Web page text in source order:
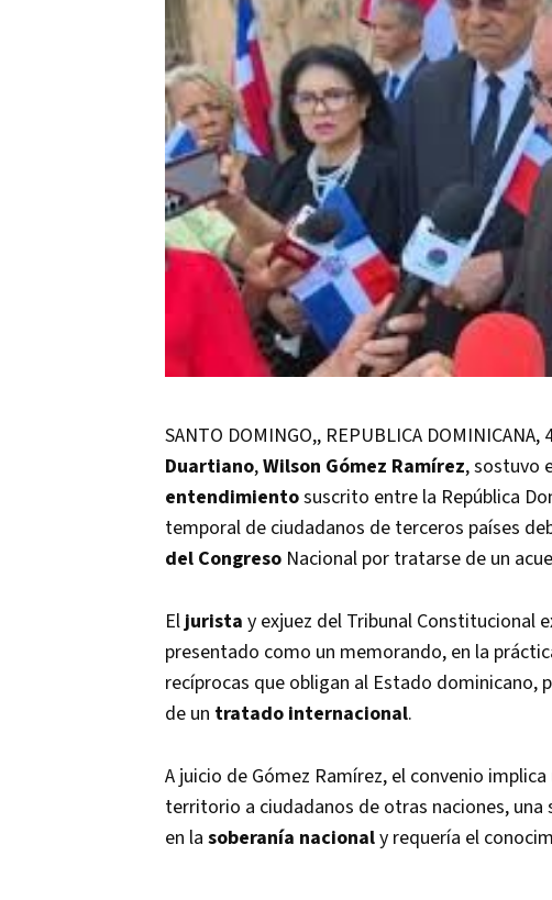
SANTO DOMINGO,, REPUBLICA
Duartiano,Wilson Gómez Ramírez, sostuvo
entendimientosuscrito entre la República
temporal de ciudadanos de terceros países
del Congreso Nacional por tratarse de un
Eljurista y exjuez del Tribunal Constitucional
presentado como un memorando, en la
recíprocas que obligan al Estado dominicano,
de un tratado internacional.
A juicio de Gómez Ramírez, el convenio implica
territorio a ciudadanos de otras naciones,
en la soberanía nacionaly requería el